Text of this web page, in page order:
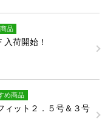
品
荷開始！
め商品
ット２．５号＆３号